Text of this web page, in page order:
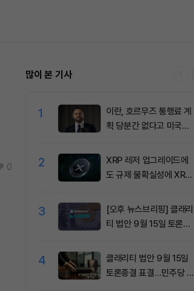
0
많이 본 기사
1
이란, 호르무즈 통행료 계
획 당분간 없다고 미국에
2
XRP 레저 업그레이드에
도 규제 불확실성에 XRP
3
[오후 뉴스브리핑] 클래리
티 법안 9월 15일 토론종
4
클래리티 법안 9월 15일
토론종결 표결…민주당 7